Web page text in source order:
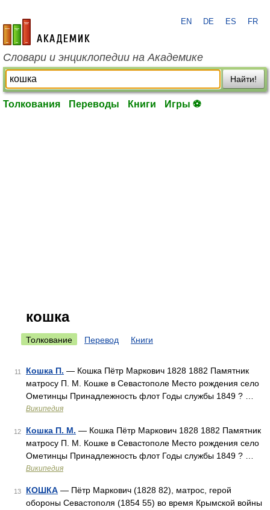
academic.ru
EN DE ES FR
Словари и энциклопедии на Академике
Найти!
Толкования Переводы Книги Игры ⚽
кошка
Толкование Перевод Книги
11 Кошка П. — Кошка Пётр Маркович 1828 1882 Памятник
матросу П. М. Кошке в Севастополе Место рождения село
Ометинцы Принадлежность флот Годы службы 1849 ? …
Википедия
12 Кошка П. М. — Кошка Пётр Маркович 1828 1882 Памятник
матросу П. М. Кошке в Севастополе Место рождения село
Ометинцы Принадлежность флот Годы службы 1849 ? …
Википедия
13 КОШКА — Пётр Маркович (1828 82), матрос, герой
обороны Севастополя (1854 55) во время Крымской войны